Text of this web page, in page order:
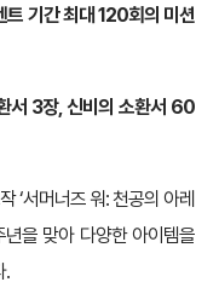
트 기간 최대 120회의 미션
서 3장, 신비의 소환서 60
‘서머너즈 워: 천공의 아레
을 맞아 다양한 아이템을
.